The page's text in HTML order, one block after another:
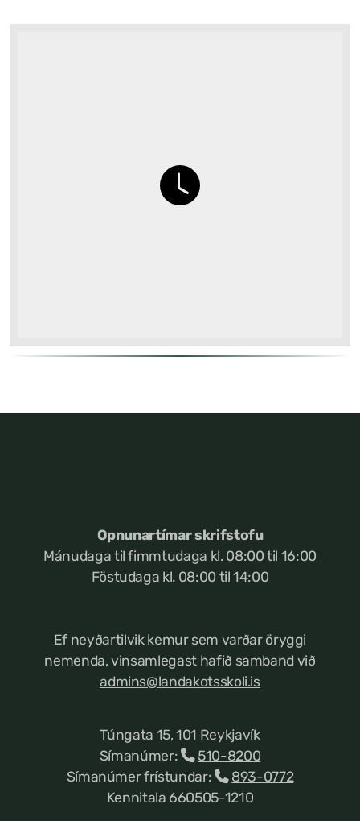
Opnunartímar skrifstofu
Mánudaga til fimmtudaga kl. 08:00 til 16:00
Föstudaga kl. 08:00 til 14:00
Ef neyðartilvik kemur sem varðar öryggi
nemenda, vinsamlegast hafið samband við
admins@landakotsskoli.is
Túngata 15, 101 Reykjavík
Símanúmer:
510-8200
Símanúmer frístundar:
893-0772
Kennitala 660505-1210